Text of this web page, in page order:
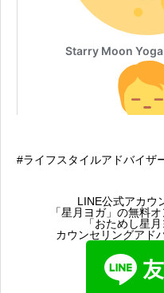
#ライフスタイルアドバイザ
LINE公式アカウ
「星月ヨガ」の無料
「おためし星
カウンセリングアド